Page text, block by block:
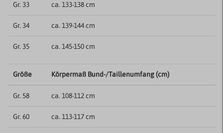
Gr. 33 ca. 133-138 cm
Gr. 34 ca. 139-144 cm
Gr. 35 ca. 145-150 cm
Größe Körpermaß Bund-/Taillenumfang (cm)
Gr. 58 ca. 108-112 cm
Gr. 60 ca. 113-117 cm